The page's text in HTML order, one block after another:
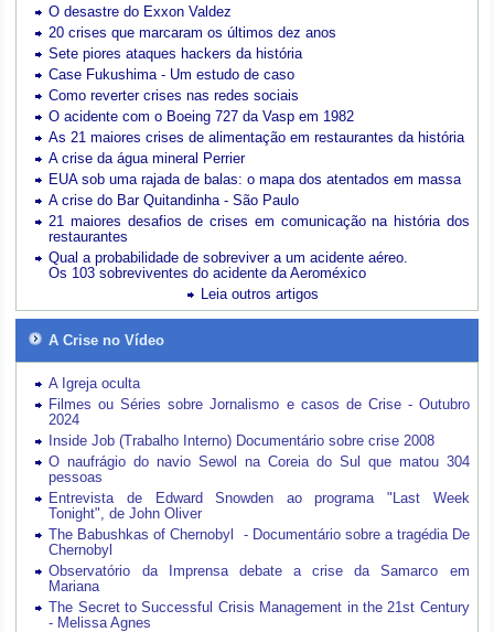
O desastre do Exxon Valdez
20 crises que marcaram os últimos dez anos
Sete piores ataques hackers da história
Case Fukushima - Um estudo de caso
Como reverter crises nas redes sociais
O acidente com o Boeing 727 da Vasp em 1982
As 21 maiores crises de alimentação em restaurantes da história
A crise da água mineral Perrier
EUA sob uma rajada de balas: o mapa dos atentados em massa
A crise do Bar Quitandinha - São Paulo
21 maiores desafios de crises em comunicação na história dos
restaurantes
Qual a probabilidade de sobreviver a um acidente aéreo.
Os 103 sobreviventes do acidente da Aeroméxico
Leia outros artigos
A Crise no Vídeo
A Igreja oculta
Filmes ou Séries sobre Jornalismo e casos de Crise - Outubro
2024
Inside Job (Trabalho Interno) Documentário sobre crise 2008
O naufrágio do navio Sewol na Coreia do Sul que matou 304
pessoas
Entrevista de Edward Snowden ao programa "Last Week
Tonight", de John Oliver
The Babushkas of Chernobyl - Documentário sobre a tragédia De
Chernobyl
Observatório da Imprensa debate a crise da Samarco em
Mariana
The Secret to Successful Crisis Management in the 21st Century
- Melissa Agnes